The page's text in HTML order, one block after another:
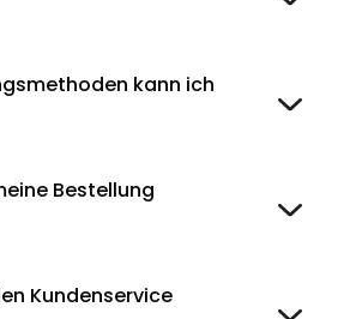
kann ich
Bestellung
Kundenservice